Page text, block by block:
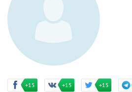
+15 +15 +15